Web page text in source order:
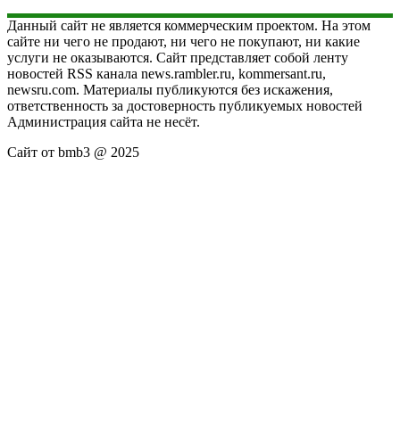
Данный сайт не является коммерческим проектом. На этом
сайте ни чего не продают, ни чего не покупают, ни какие
услуги не оказываются. Сайт представляет собой ленту
новостей RSS канала news.rambler.ru, kommersant.ru,
newsru.com. Материалы публикуются без искажения,
ответственность за достоверность публикуемых новостей
Администрация сайта не несёт.
Сайт от bmb3 @ 2025